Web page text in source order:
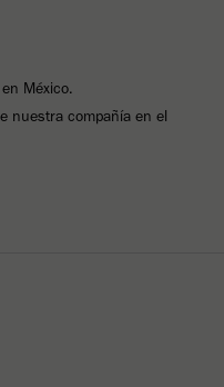
México.
nuestra compañía en el